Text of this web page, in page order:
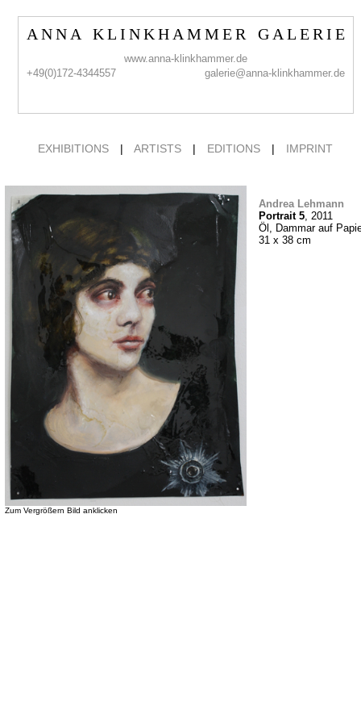
A N N A K L I N K H A M M E R G A L E R I E
www.anna-klinkhammer.de
+49(0)172-4344557
galerie@anna-klinkhammer.de
EXHIBITIONS | ARTISTS | EDITIONS | IMPRINT
Zum Vergrößern Bild anklicken
Andrea Lehmann
Portrait 5, 2011
Öl, Dammar auf
31 x 38 cm